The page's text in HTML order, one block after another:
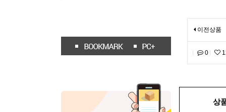
이전상품
0
상